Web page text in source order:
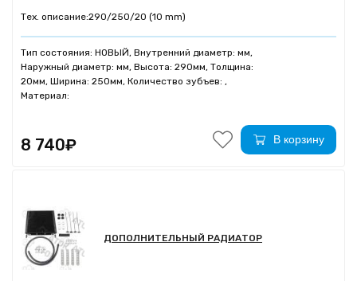
Тех. описание:290/250/20 (10 mm)
Тип состояния: НОВЫЙ, Внутренний диаметр: мм,
Наружный диаметр: мм, Высота: 290мм, Толщина:
20мм, Ширина: 250мм, Количество зубъев: ,
Материал:
8 740₽ В корзину
ДОПОЛНИТЕЛЬНЫЙ РАДИАТОР